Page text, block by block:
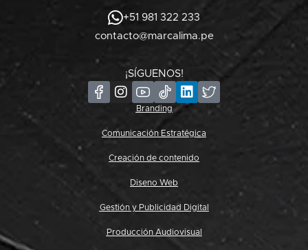
+51 981 322 233
contacto@marcalima.pe
¡SÍGUENOS!
Branding
Comunicación Estratégica
Creación de contenido
Diseno Web
Gestión y Publicidad Digital
Producción Audiovisual